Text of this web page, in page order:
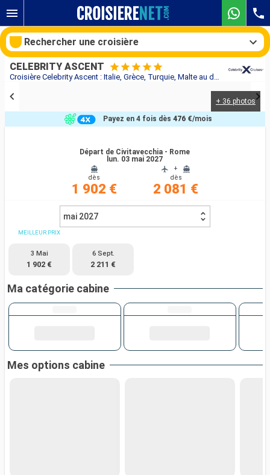
Croisière Celebrity Ascent : Italie, Grèce, Turquie, Malte au départ de Civitavecchia - Rome
CELEBRITY ASCENT
+ 36 photos
Départ de Civitavecchia - Rome
lun. 03 mai 2027
dès
1 902 €
+
dès
2 081 €
Payez en 4 fois dès 476 €/mois
mai 2027
MEILLEUR PRIX
3 Mai
1 902 €
6 Sept.
2 211 €
Ma catégorie cabine
Mes options cabine
Rechercher une croisière
Compagnies
Rechercher